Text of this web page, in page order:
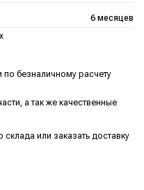
6 месяцев
безналичному расчету
а так же качественные
или заказать доставку